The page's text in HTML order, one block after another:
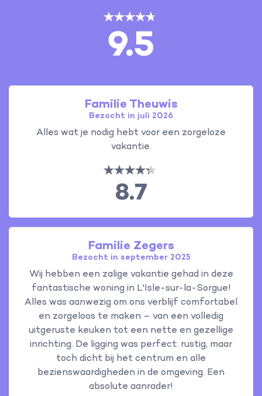
9.5
Familie Theuwis
Bezocht in juli 2026
Alles wat je nodig hebt voor een zorgeloze
vakantie.
8.7
Familie Zegers
Bezocht in september 2025
Wij hebben een zalige vakantie gehad in deze
fantastische woning in L'Isle-sur-la-Sorgue!
Alles was aanwezig om ons verblijf comfortabel
en zorgeloos te maken – van een volledig
uitgeruste keuken tot een nette en gezellige
inrichting. De ligging was perfect: rustig, maar
toch dicht bij het centrum en alle
bezienswaardigheden in de omgeving. Een
absolute aanrader!